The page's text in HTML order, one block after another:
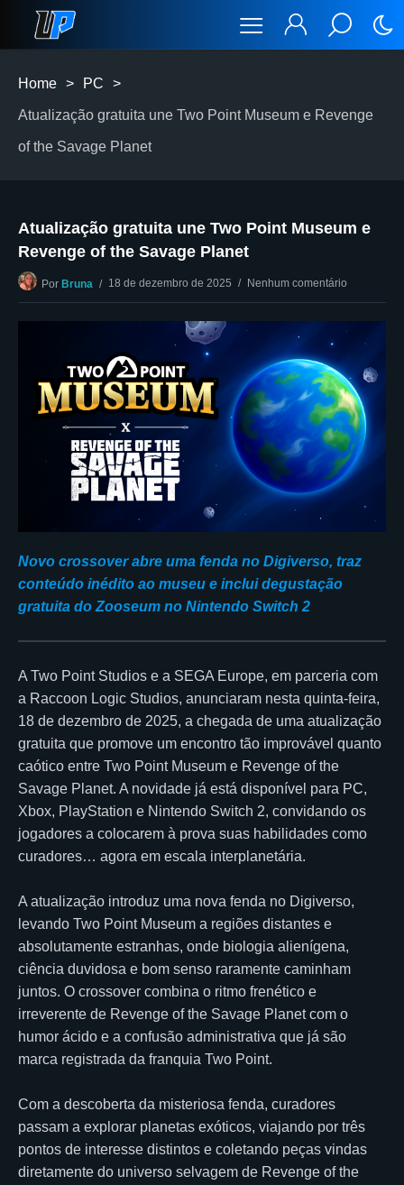
Home > PC >
Atualização gratuita une Two Point Museum e Revenge
of the Savage Planet
Atualização gratuita une Two Point Museum e
Revenge of the Savage Planet
Por Bruna 18 de dezembro de 2025 Nenhum comentário
Novo crossover abre uma fenda no Digiverso, traz
conteúdo inédito ao museu e inclui degustação
gratuita do Zooseum no Nintendo Switch 2
A Two Point Studios e a SEGA Europe, em parceria com
a Raccoon Logic Studios, anunciaram nesta quinta-feira,
18 de dezembro de 2025, a chegada de uma atualização
gratuita que promove um encontro tão improvável quanto
caótico entre Two Point Museum e Revenge of the
Savage Planet. A novidade já está disponível para PC,
Xbox, PlayStation e Nintendo Switch 2, convidando os
jogadores a colocarem à prova suas habilidades como
curadores… agora em escala interplanetária.
A atualização introduz uma nova fenda no Digiverso,
levando Two Point Museum a regiões distantes e
absolutamente estranhas, onde biologia alienígena,
ciência duvidosa e bom senso raramente caminham
juntos. O crossover combina o ritmo frenético e
irreverente de Revenge of the Savage Planet com o
humor ácido e a confusão administrativa que já são
marca registrada da franquia Two Point.
Com a descoberta da misteriosa fenda, curadores
passam a explorar planetas exóticos, viajando por três
pontos de interesse distintos e coletando peças vindas
diretamente do universo selvagem de Revenge of the